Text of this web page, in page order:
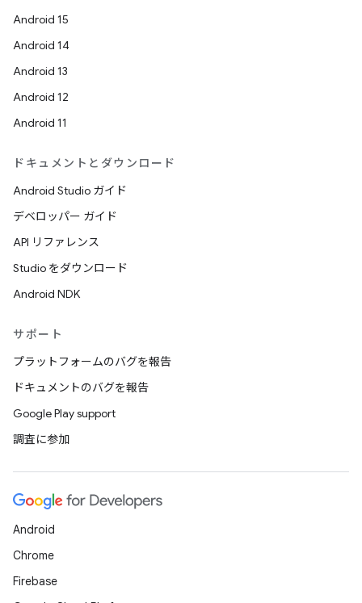
Android 15
Android 14
Android 13
Android 12
Android 11
ドキュメントとダウンロード
Android Studio ガイド
デベロッパー ガイド
API リファレンス
Studio をダウンロード
Android NDK
サポート
プラットフォームのバグを報告
ドキュメントのバグを報告
Google Play support
調査に参加
Android
Chrome
Firebase